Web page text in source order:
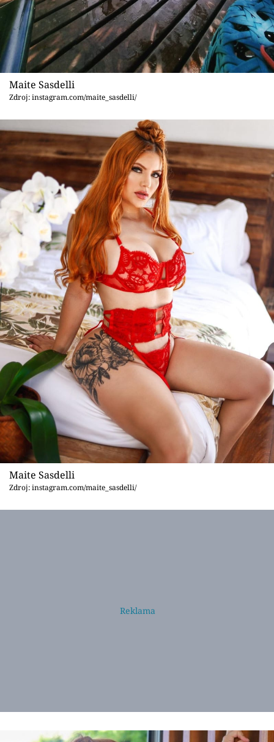
Maite Sasdelli
Zdroj: instagram.com/maite_sasdelli/
Maite Sasdelli
Zdroj: instagram.com/maite_sasdelli/